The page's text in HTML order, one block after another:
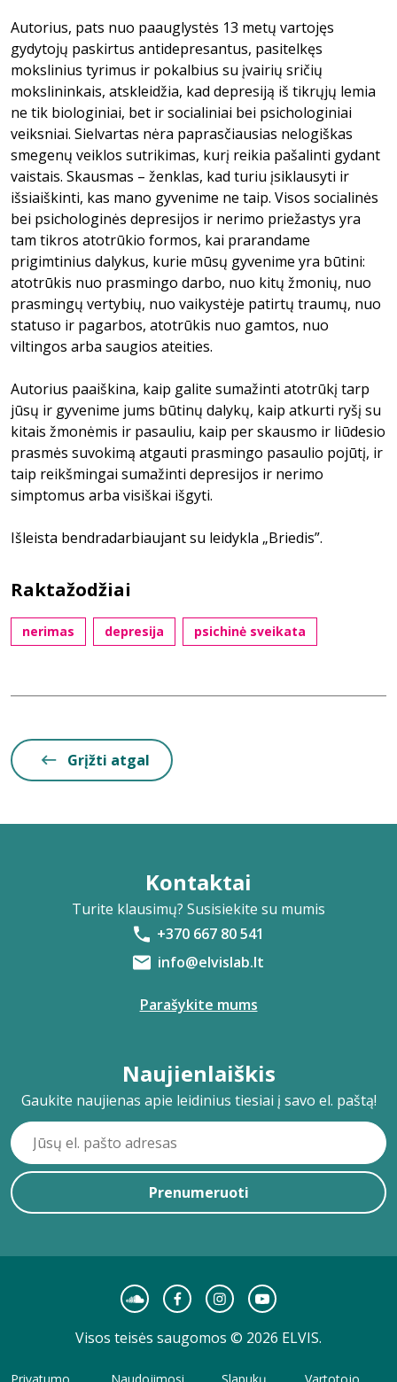
Autorius, pats nuo paauglystės 13 metų vartojęs
gydytojų paskirtus antidepresantus, pasitelkęs
mokslinius tyrimus ir pokalbius su įvairių sričių
mokslininkais, atskleidžia, kad depresiją iš tikrųjų lemia
ne tik biologiniai, bet ir socialiniai bei psichologiniai
veiksniai. Sielvartas nėra paprasčiausias nelogiškas
smegenų veiklos sutrikimas, kurį reikia pašalinti gydant
vaistais. Skausmas – ženklas, kad turiu įsiklausyti ir
išsiaiškinti, kas mano gyvenime ne taip. Visos socialinės
bei psichologinės depresijos ir nerimo priežastys yra
tam tikros atotrūkio formos, kai prarandame
prigimtinius dalykus, kurie mūsų gyvenime yra būtini:
atotrūkis nuo prasmingo darbo, nuo kitų žmonių, nuo
prasmingų vertybių, nuo vaikystėje patirtų traumų, nuo
statuso ir pagarbos, atotrūkis nuo gamtos, nuo
viltingos arba saugios ateities.
Autorius paaiškina, kaip galite sumažinti atotrūkį tarp
jūsų ir gyvenime jums būtinų dalykų, kaip atkurti ryšį su
kitais žmonėmis ir pasauliu, kaip per skausmo ir liūdesio
prasmės suvokimą atgauti prasmingo pasaulio pojūtį, ir
taip reikšmingai sumažinti depresijos ir nerimo
simptomus arba visiškai išgyti.
Išleista bendradarbiaujant su leidykla „Briedis”.
Raktažodžiai
nerimas depresija psichinė sveikata
Grįžti atgal
Kontaktai
Turite klausimų? Susisiekite su mumis
+370 667 80 541
info@elvislab.lt
Parašykite mums
Naujienlaiškis
Gaukite naujienas apie leidinius tiesiai į savo el. paštą!
Prenumeruoti
Visos teisės saugomos © 2026 ELVIS.